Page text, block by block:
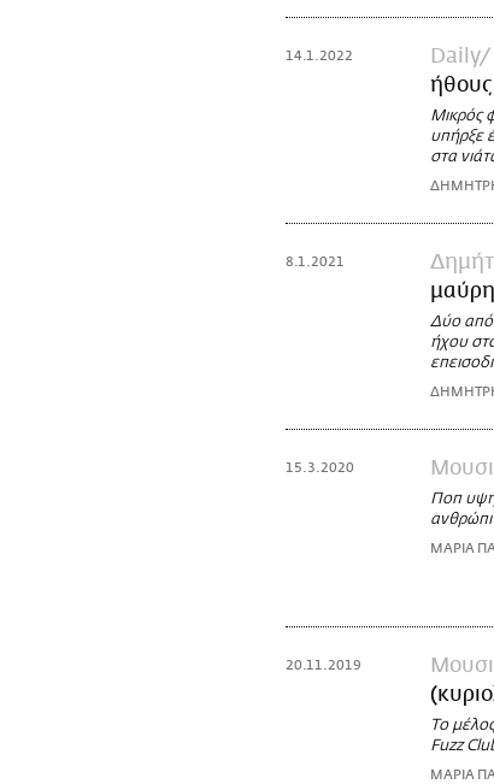
14.1.2022 Daily
ήθους
Μικρός
υπήρξε
στα
8.1.2021
Δύο από
ήχου
15.3.2020
Ποπ
ΜΑΡΙΑ
20.11.2019
Το
Fuzz
ΜΑΡΙΑ